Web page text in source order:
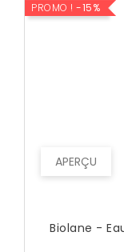
APERÇU
PROMO ! -15%
Biolane -